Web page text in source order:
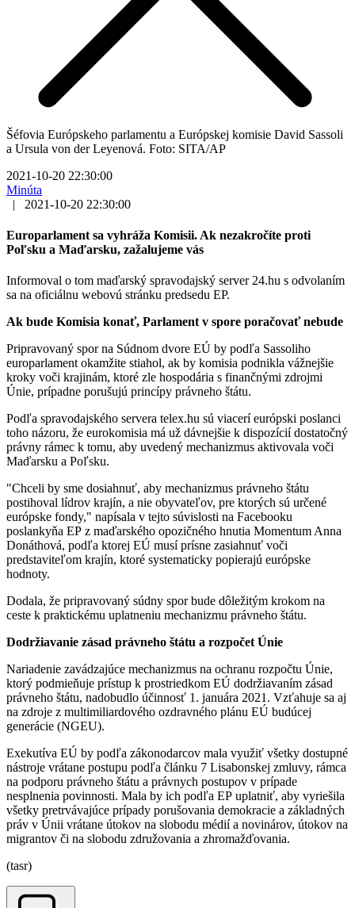
Šéfovia Európskeho parlamentu a Európskej komisie David Sassoli
a Ursula von der Leyenová. Foto: SITA/AP
2021-10-20 22:30:00
Minúta
|
2021-10-20 22:30:00
Europarlament sa vyhráža Komisii. Ak nezakročíte proti
Poľsku a Maďarsku, zažalujeme vás
Informoval o tom maďarský spravodajský server 24.hu s odvolaním
sa na oficiálnu webovú stránku predsedu EP.
Ak bude Komisia konať, Parlament v spore poračovať nebude
Pripravovaný spor na Súdnom dvore EÚ by podľa Sassoliho
europarlament okamžite stiahol, ak by komisia podnikla vážnejšie
kroky voči krajinám, ktoré zle hospodária s finančnými zdrojmi
Únie, prípadne porušujú princípy právneho štátu.
Podľa spravodajského servera telex.hu sú viacerí európski poslanci
toho názoru, že eurokomisia má už dávnejšie k dispozícií dostatočný
právny rámec k tomu, aby uvedený mechanizmus aktivovala voči
Maďarsku a Poľsku.
"Chceli by sme dosiahnuť, aby mechanizmus právneho štátu
postihoval lídrov krajín, a nie obyvateľov, pre ktorých sú určené
európske fondy," napísala v tejto súvislosti na Facebooku
poslankyňa EP z maďarského opozičného hnutia Momentum Anna
Donáthová, podľa ktorej EÚ musí prísne zasiahnuť voči
predstaviteľom krajín, ktoré systematicky popierajú európske
hodnoty.
Dodala, že pripravovaný súdny spor bude dôležitým krokom na
ceste k praktickému uplatneniu mechanizmu právneho štátu.
Dodržiavanie zásad právneho štátu a rozpočet Únie
Nariadenie zavádzajúce mechanizmus na ochranu rozpočtu Únie,
ktorý podmieňuje prístup k prostriedkom EÚ dodržiavaním zásad
právneho štátu, nadobudlo účinnosť 1. januára 2021. Vzťahuje sa aj
na zdroje z multimiliardového ozdravného plánu EÚ budúcej
generácie (NGEU).
Exekutíva EÚ by podľa zákonodarcov mala využiť všetky dostupné
nástroje vrátane postupu podľa článku 7 Lisabonskej zmluvy, rámca
na podporu právneho štátu a právnych postupov v prípade
nesplnenia povinnosti. Mala by ich podľa EP uplatniť, aby vyriešila
všetky pretrvávajúce prípady porušovania demokracie a základných
práv v Únii vrátane útokov na slobodu médií a novinárov, útokov na
migrantov či na slobodu združovania a zhromažďovania.
(tasr)